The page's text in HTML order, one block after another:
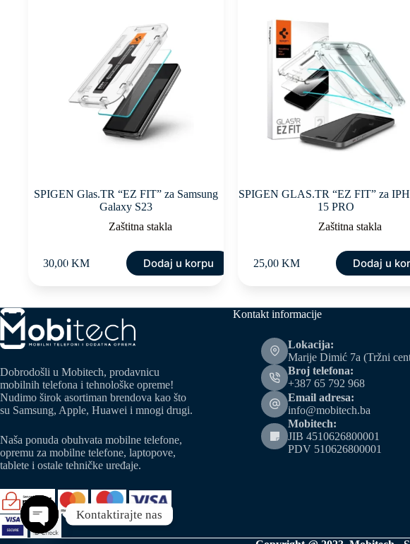
SPIGEN Glas.TR “EZ FIT” za Samsung
Galaxy S23
Zaštitna stakla
30,00KM Dodaj u korpu
SPIGEN GLAS.TR “EZ FIT” za
15 PRO
Zaštitna stakla
25,00 KM Dodaj u
Dobrodošli u Mobitech, prodavnicu
mobilnih telefona i tehnološke opreme!
Nudimo širok asortiman brendova kao što
su Samsung, Apple, Huawei i mnogi drugi.
Naša ponuda obuhvata mobilne telefone,
opremu za mobilne telefone, laptopove,
tablete i ostale tehničke uređaje.
Kontakt informacije
Lokacija:
Marije Dimić 7a (Tržni
Broj telefona:
+387 65 792 968
Email adresa:
info@mobitech.ba
Mobitech:
JIB 4510626800001
PDV 510626800001
Kontaktirajte nas
Open chaty